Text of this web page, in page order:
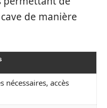
de manière
nécessaires, accès